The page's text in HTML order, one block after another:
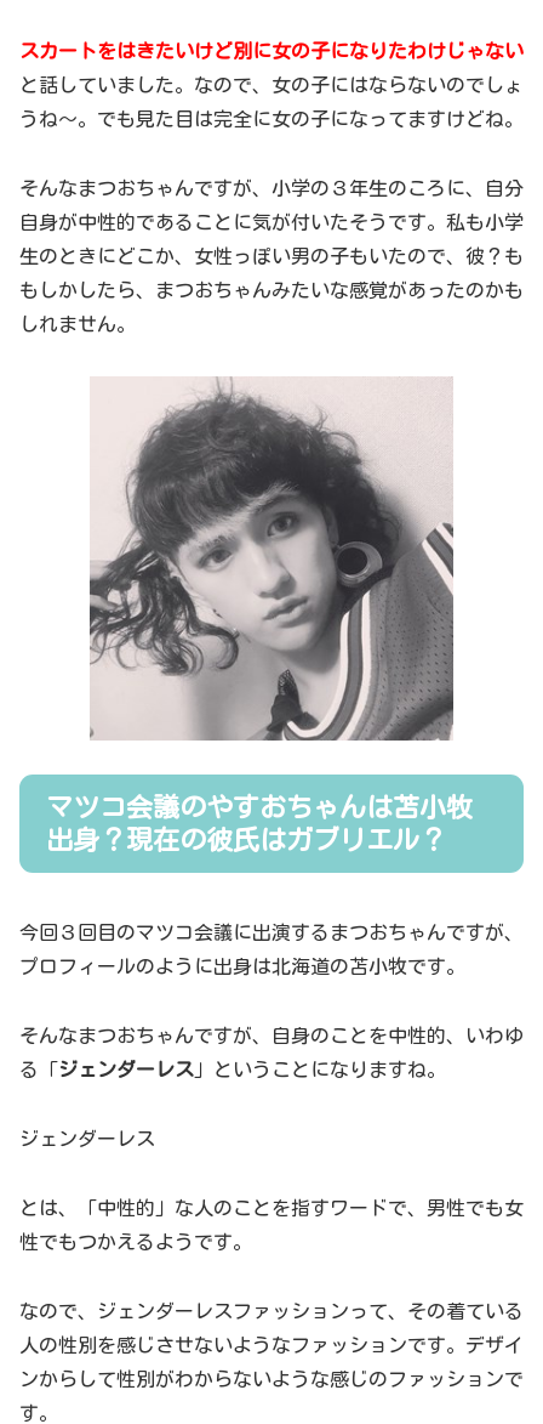
スカートをはきたいけど別に女の子になりたわけじゃない
と話していました。なので、女の子にはならないのでしょ
うね～。でも見た目は完全に女の子になってますけどね。
そんなまつおちゃんですが、小学の３年生のころに、自分
自身が中性的であることに気が付いたそうです。私も小学
生のときにどこか、女性っぽい男の子もいたので、彼？も
もしかしたら、まつおちゃんみたいな感覚があったのかも
しれません。
マツコ会議のやすおちゃんは苫小牧
出身？現在の彼氏はガブリエル？
今回３回目のマツコ会議に出演するまつおちゃんですが、
プロフィールのように出身は北海道の苫小牧です。
そんなまつおちゃんですが、自身のことを中性的、いわゆ
る「ジェンダーレス 」ということになりますね。
ジェンダーレス
とは、「中性的」な人のことを指すワードで、男性でも女
性でもつかえるようです。
なので、ジェンダーレスファッションって、その着ている
人の性別を感じさせないようなファッションです。デザイ
ンからして性別がわからないような感じのファッションで
す。